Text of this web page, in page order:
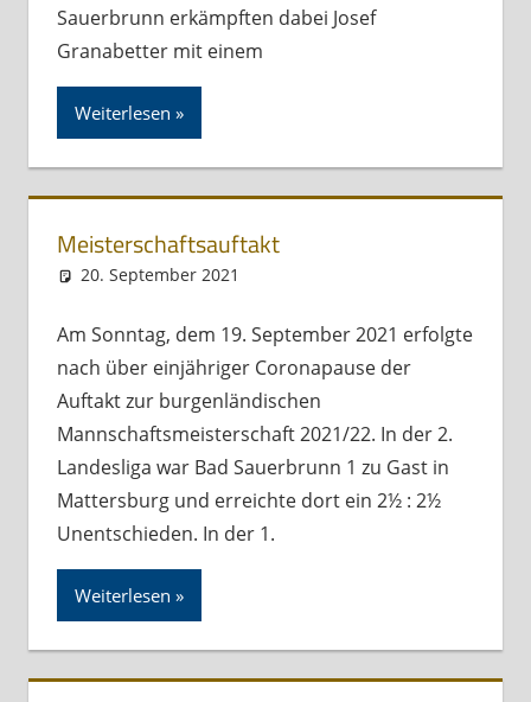
Sauerbrunn erkämpften dabei Josef
Granabetter mit einem
Weiterlesen
Meisterschaftsauftakt
20. September 2021
Am Sonntag, dem 19. September 2021 erfolgte
nach über einjähriger Coronapause der
Auftakt zur burgenländischen
Mannschaftsmeisterschaft 2021/22. In der 2.
Landesliga war Bad Sauerbrunn 1 zu Gast in
Mattersburg und erreichte dort ein 2½ : 2½
Unentschieden. In der 1.
Weiterlesen